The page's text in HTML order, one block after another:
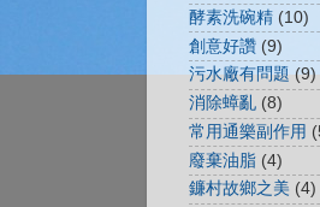
酵素洗碗精 (10)
創意好讚 (9)
污水廠有問題 (9)
消除蟑亂 (8)
常用通樂副作用
廢棄油脂 (4)
鐮村故鄉之美 (4)